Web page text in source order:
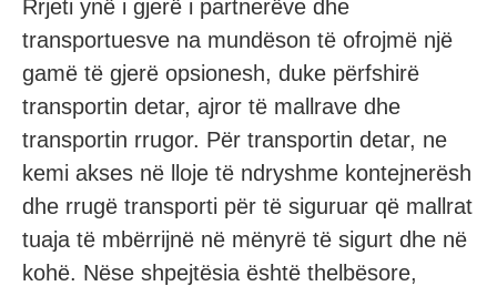
Rrjeti ynë i gjerë i partnerëve dhe
transportuesve na mundëson të ofrojmë një
gamë të gjerë opsionesh, duke përfshirë
transportin detar, ajror të mallrave dhe
transportin rrugor. Për transportin detar, ne
kemi akses në lloje të ndryshme kontejnerësh
dhe rrugë transporti për të siguruar që mallrat
tuaja të mbërrijnë në mënyrë të sigurt dhe në
kohë. Nëse shpejtësia është thelbësore,